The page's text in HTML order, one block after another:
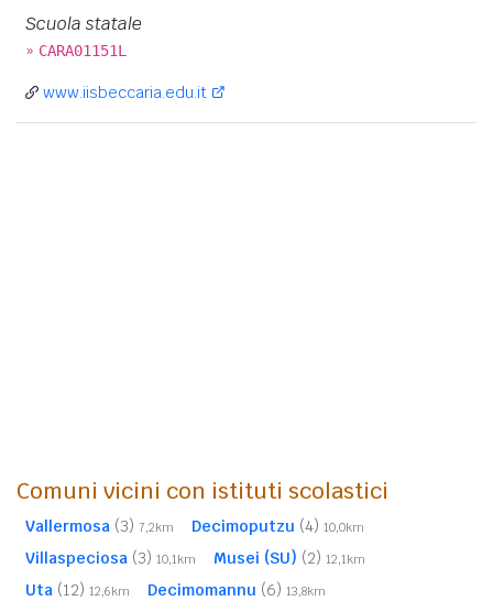
Scuola statale
» CARA01151L
www.iisbeccaria.edu.it
Comuni vicini con istituti scolastici
Vallermosa (3) 7,2km Decimoputzu (4) 10,0km
Villaspeciosa (3) 10,1km Musei (SU) (2) 12,1km
Uta (12) 12,6km Decimomannu (6) 13,8km